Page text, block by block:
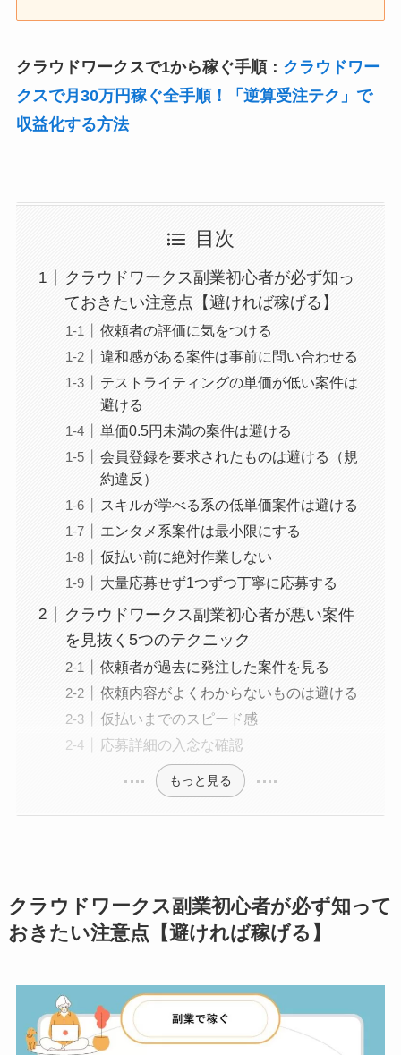
クラウドワークスで1から稼ぐ手順： クラウドワー
クスで月30万円稼ぐ全手順！「逆算受注テク」で
収益化する方法
目次
クラウドワークス副業初心者が必ず知っ
ておきたい注意点【避ければ稼げる】
依頼者の評価に気をつける
違和感がある案件は事前に問い合わせる
テストライティングの単価が低い案件は
避ける
単価0.5円未満の案件は避ける
会員登録を要求されたものは避ける（規
約違反）
スキルが学べる系の低単価案件は避ける
エンタメ系案件は最小限にする
仮払い前に絶対作業しない
大量応募せず1つずつ丁寧に応募する
クラウドワークス副業初心者が悪い案件
を見抜く5つのテクニック
依頼者が過去に発注した案件を見る
依頼内容がよくわからないものは避ける
仮払いまでのスピード感
応募詳細の入念な確認
もっと見る
クラウドワークス副業初心者が必ず知って
おきたい注意点【避ければ稼げる】